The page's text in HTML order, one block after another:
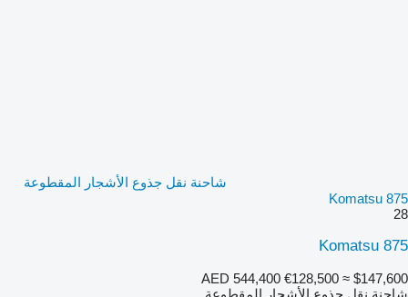
شاحنة نقل جذوع الأشجار المقطوعة
Komatsu 875
28
Komatsu 875
AED 544,400 €128,500 ≈ $147,600
شاحنة نقل جذوع الأشجار المقطوعة